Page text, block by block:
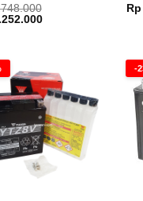
Harga
Rp
-